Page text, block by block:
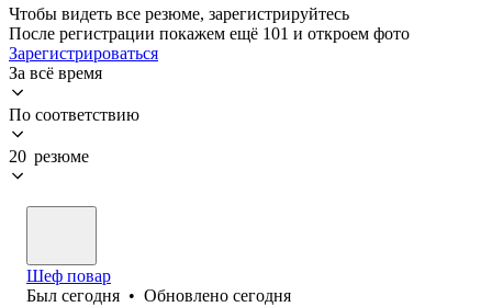
Чтобы видеть все резюме, зарегистрируйтесь
После регистрации покажем ещё 101 и откроем фото
Зарегистрироваться
За всё время
По соответствию
20 резюме
Шеф повар
Был сегодня • Обновлено сегодня